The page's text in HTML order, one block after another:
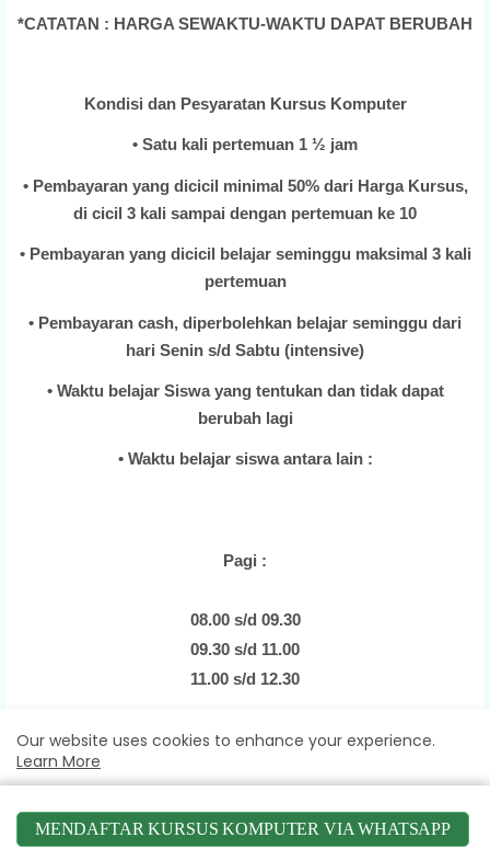
*CATATAN : HARGA SEWAKTU-WAKTU DAPAT BERUBAH
Kondisi dan Pesyaratan Kursus Komputer
• Satu kali pertemuan 1 ½ jam
• Pembayaran yang dicicil minimal 50% dari Harga Kursus,
di cicil 3 kali sampai dengan pertemuan ke 10
• Pembayaran yang dicicil belajar seminggu maksimal 3 kali
pertemuan
• Pembayaran cash, diperbolehkan belajar seminggu dari
hari Senin s/d Sabtu (intensive)
• Waktu belajar Siswa yang tentukan dan tidak dapat
berubah lagi
• Waktu belajar siswa antara lain :
Pagi :
08.00 s/d 09.30
09.30 s/d 11.00
11.00 s/d 12.30
Istirahat : 12.30 s/d 13:30
MENDAFTAR KURSUS KOMPUTER VIA WHATSAPP
Our website uses cookies to enhance your experience.
Learn More
Accept !